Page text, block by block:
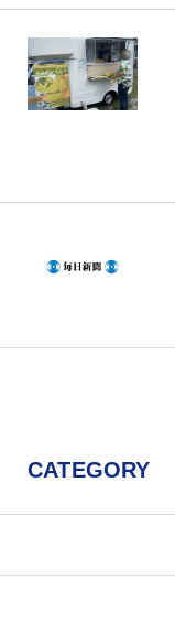
CATEGORY